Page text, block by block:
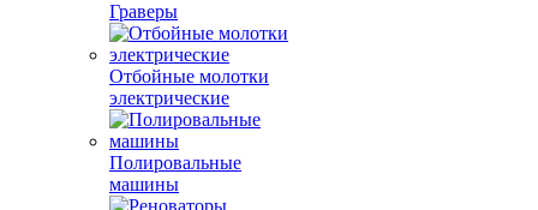
Граверы
Отбойные молотки
электрические
Полировальные
машины